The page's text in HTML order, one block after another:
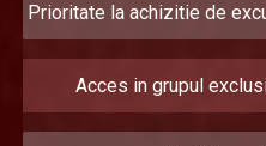
Prioritate la achizitie de
Acces in grupul